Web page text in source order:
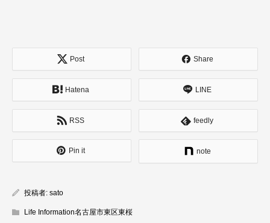
Post Share
Hatena LINE
RSS feedly
Pin it note
投稿者: sato
Life Information名古屋市東区東桜